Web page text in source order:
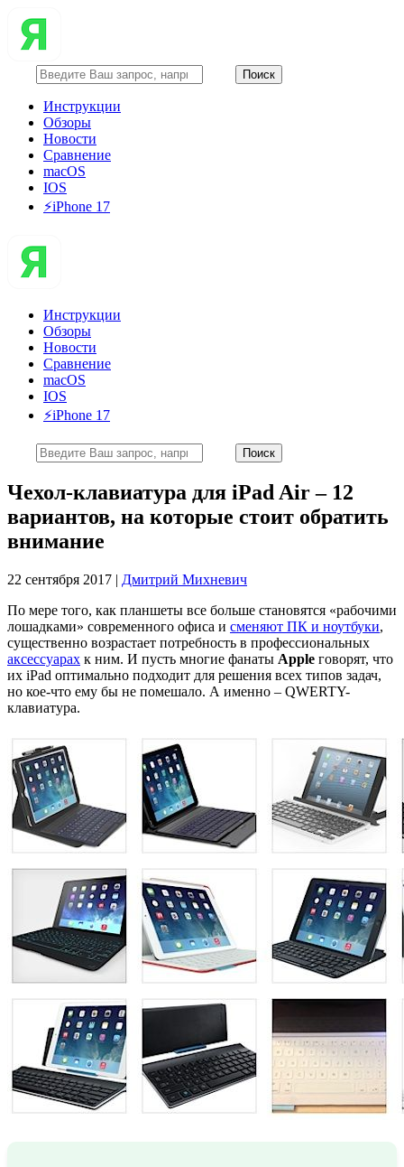
Инструкции
Обзоры
Новости
Сравнение
macOS
IOS
⚡️iPhone 17
Инструкции
Обзоры
Новости
Сравнение
macOS
IOS
⚡️iPhone 17
Чехол-клавиатура для iPad Air – 12
вариантов, на которые стоит обратить
внимание
22 сентября 2017 | Дмитрий Михневич
По мере того, как планшеты все больше становятся «рабочими
лошадками» современного офиса и сменяют ПК и ноутбуки,
существенно возрастает потребность в профессиональных
аксессуарах к ним. И пусть многие фанаты Apple говорят, что
их iPad оптимально подходит для решения всех типов задач,
но кое-что ему бы не помешало. А именно – QWERTY-
клавиатура.